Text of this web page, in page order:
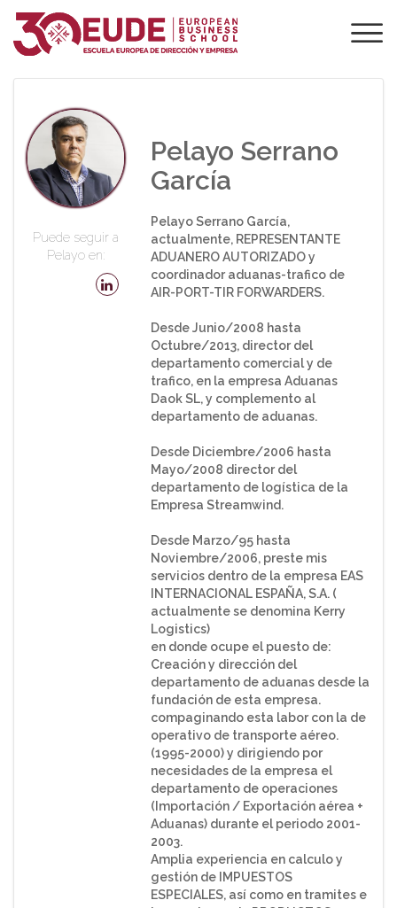
PROFESORADO DE
EUDE
Puede seguir a
Pelayo en:
Pelayo Serrano
García
Pelayo Serrano García,
actualmente, REPRESENTANTE
ADUANERO AUTORIZADO y
coordinador aduanas-trafico de
AIR-PORT-TIR FORWARDERS.
Desde Junio/2008 hasta
Octubre/2013, director del
departamento comercial y de
trafico, en la empresa Aduanas
Daok SL, y complemento al
departamento de aduanas.
Desde Diciembre/2006 hasta
Mayo/2008 director del
departamento de logística de la
Empresa Streamwind.
Desde Marzo/95 hasta
Noviembre/2006, preste mis
servicios dentro de la empresa EAS
INTERNACIONAL ESPAÑA, S.A. (
actualmente se denomina Kerry
Logistics)
en donde ocupe el puesto de:
Creación y dirección del
departamento de aduanas desde la
fundación de esta empresa.
compaginando esta labor con la de
operativo de transporte aéreo.
(1995-2000) y dirigiendo por
necesidades de la empresa el
departamento de operaciones
(Importación / Exportación aérea +
Aduanas) durante el periodo 2001-
2003.
Amplia experiencia en calculo y
gestión de IMPUESTOS
ESPECIALES, así como en tramites e